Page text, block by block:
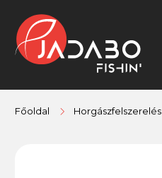
Főoldal Horgászfelszerelés